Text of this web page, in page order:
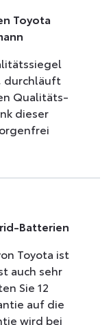
sein?
Toyota
durchläuft
Qualitäts-
dieser
Batterien
Toyota ist
auch sehr
Sie 12
auf die
wird bei